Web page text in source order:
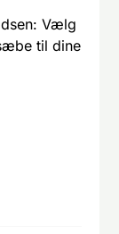
Vælg
til dine